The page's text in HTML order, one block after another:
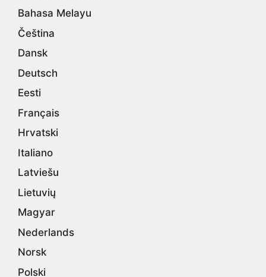
Bahasa Melayu
Čeština
Dansk
Deutsch
Eesti
Français
Hrvatski
Italiano
Latviešu
Lietuvių
Magyar
Nederlands
Norsk
Polski